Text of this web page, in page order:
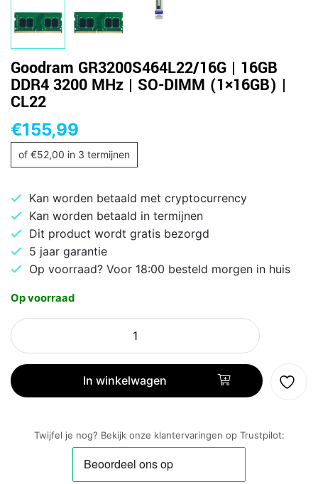
Goodram GR3200S464L22/16G | 16GB
DDR4 3200 MHz | SO-DIMM (1×16GB) |
CL22
€155,99
of €52,00 in 3 termijnen
Kan worden betaald met cryptocurrency
Kan worden betaald in termijnen
Dit product wordt gratis bezorgd
5 jaar garantie
Op voorraad? Voor 18:00 besteld morgen in huis
Op voorraad
Goodram
GR3200S464L22/16G
16GB
DDR4
In winkelwagen
Twijfel je nog? Bekijk onze klantervaringen op Trustpilot: